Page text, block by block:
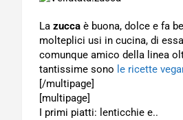
La zucca è buona, dolce e fa
molteplici usi in cucina, di
comunque amico della linea
tantissime sono le ricette
[/multipage]
[multipage]
I primi piatti: lenticchie e..